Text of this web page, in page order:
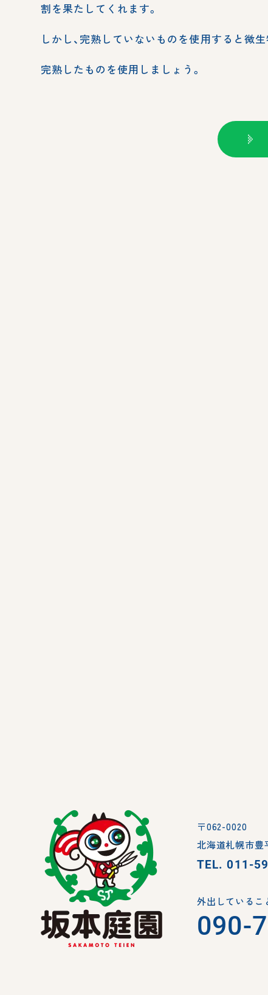
割を果たしてくれます。
しかし、完熟していないものを使用すると微
完熟したものを使用しましょう。
〒062-0020
北海道札幌市
TEL.011-
外出しているこ
090-